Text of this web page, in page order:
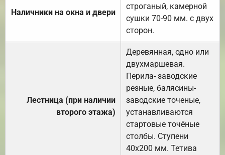
Наличники на окна и двери
строганый, камерной
сушки 70-90 мм. с двух
сторон.
Лестница (при наличии
второго этажа)
Деревянная, одно или
двухмаршевая.
Перила- заводские
резные, балясины-
заводские точеные,
устанавливаются
стартовые точёные
столбы. Ступени
40х200 мм. Тетива